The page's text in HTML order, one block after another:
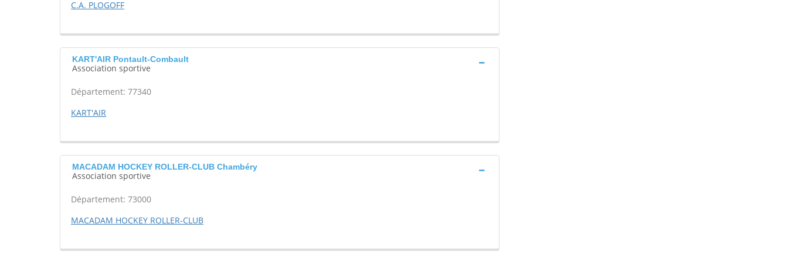
C.A. PLOGOFF
KART'AIR Pontault-Combault
Association sportive
Département: 77340
KART'AIR
MACADAM HOCKEY ROLLER-CLUB Chambéry
Association sportive
Département: 73000
MACADAM HOCKEY ROLLER-CLUB